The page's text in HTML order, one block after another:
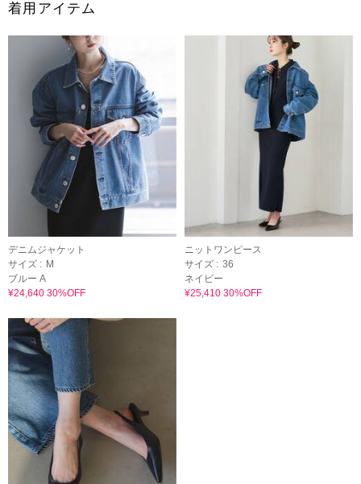
着用アイテム
デニムジャケット
サイズ : M
ブルー A
¥24,640 30%OFF
ニットワンピース
サイズ : 36
ネイビー
¥25,410 30%OFF